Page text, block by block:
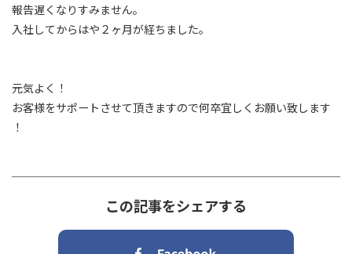
報告遅くなりすみません。
入社してからはや２ヶ月が経ちました。
元気よく！
お客様をサポートさせて頂きますので何卒宜しくお願い致します
！
この記事をシェアする